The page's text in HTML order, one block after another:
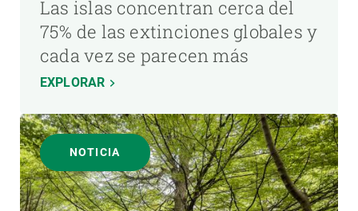
Las islas concentran cerca del
75% de las extinciones globales y
cada vez se parecen más
EXPLORAR
NOTICIA